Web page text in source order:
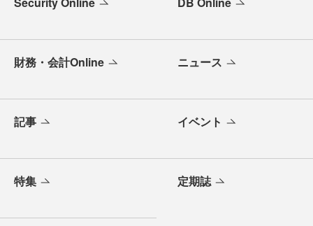
財務・会計Online ニュース
記事 イベント
特集 定期誌